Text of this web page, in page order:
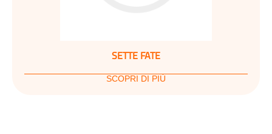
SETTE FATE
SCOPRI DI PIÙ